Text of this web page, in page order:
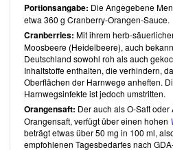
Gesamteindruck
InVegan Christmas - über 70
des Kult Avantgarde VeganershatGaz
klassischer, bevorzugt weihnachtlicher
Die Rezepte sind übersichtlich gestaltet
Die Angaben zu Zubereitungszeiten,
Gluten sind hilfreich und erleichtern die
vorwiegend so gestaltet, dass egal ob
nichts verzichten muss. So hatGaz
Rezeptkreationen an klassischen
vegane Gerichte umgewandelt.
Portionsangabe: Die Angegebene
etwa 360 g Cranberry-Orangen-Sauce.
Cranberries: Mit ihrem herb-
Moosbeere (Heidelbeere), auch
Deutschland sowohl roh als auch
Inhaltstoffe enthalten, die verhindern,
Oberflächen der Harnwege anheften.
Harnwegsinfekte ist jedoch umstritten.
Orangensaft: Der auch als O-Saft
Orangensaft, verfügt über einen hohen
beträgt etwas über 50 mg in 100 ml,
empfohlenen Tagesbedarfes nach